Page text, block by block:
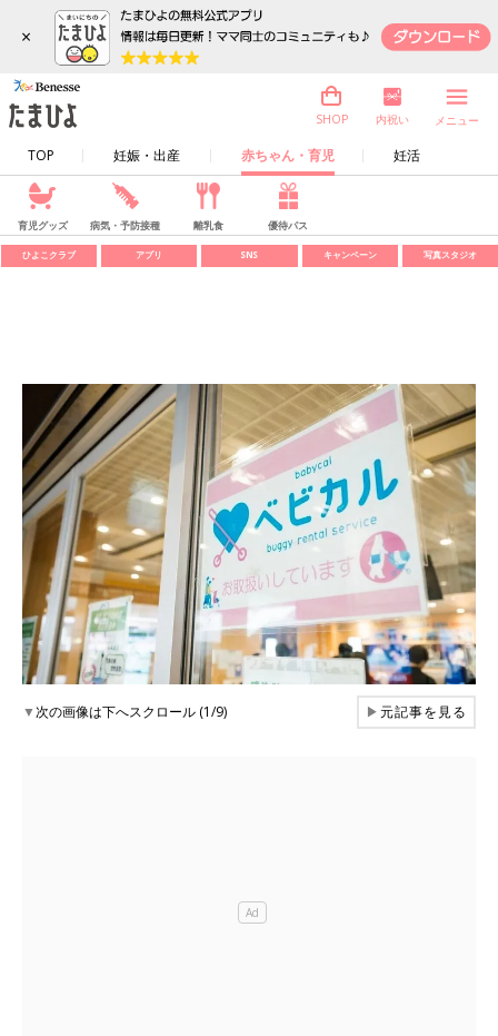
×
TOP 妊娠・出産 赤ちゃん・育児 妊活
SHOP 内祝い メニュー
育児グッズ 病気・予防接種 離乳食 優待パス
ひよこクラブ アプリ SNS キャンペーン 写真スタジオ
▼次の画像は下へスクロール (1/9) ▶元記事を見る